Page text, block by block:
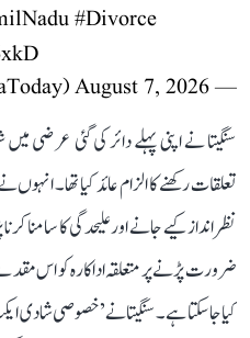
#Divorce
— IndiaToday (@IndiaToday)
August 7, 2026
سنگیتا نے اپنی پہلے دائر کی گئی عرضی
تعلقات رکھنے کا الزام عائد کیا تھا۔
نظر انداز کیے جانے اور علیحدگی کا سامنا
ضرورت پڑنے پر متعلقہ اداکارہ کو اس